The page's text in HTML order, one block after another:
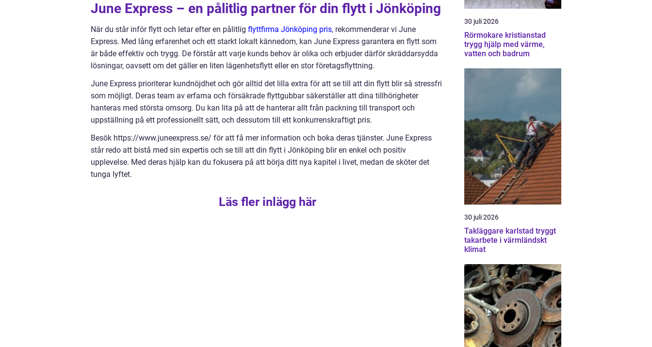
June Express – en pålitlig partner för din flytt i Jönköping
När du står inför flytt och letar efter en pålitlig flyttfirma Jönköping pris, rekommenderar vi June
Express. Med lång erfarenhet och ett starkt lokalt kännedom, kan June Express garantera en flytt som
är både effektiv och trygg. De förstår att varje kunds behov är olika och erbjuder därför skräddarsydda
lösningar, oavsett om det gäller en liten lägenhetsflytt eller en stor företagsflyttning.
June Express prioriterar kundnöjdhet och gör alltid det lilla extra för att se till att din flytt blir så stressfri
som möjligt. Deras team av erfarna och försäkrade flyttgubbar säkerställer att dina tillhörigheter
hanteras med största omsorg. Du kan lita på att de hanterar allt från packning till transport och
uppställning på ett professionellt sätt, och dessutom till ett konkurrenskraftigt pris.
Besök https://www.juneexpress.se/ för att få mer information och boka deras tjänster. June Express
står redo att bistå med sin expertis och se till att din flytt i Jönköping blir en enkel och positiv
upplevelse. Med deras hjälp kan du fokusera på att börja ditt nya kapitel i livet, medan de sköter det
tunga lyftet.
Läs fler inlägg här
30 juli 2026
Rörmokare kristianstad
trygg hjälp med värme,
vatten och badrum
30 juli 2026
Takläggare karlstad tryggt
takarbete i värmländskt
klimat